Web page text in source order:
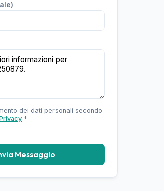
dei dati personali secondo
*
Messaggio